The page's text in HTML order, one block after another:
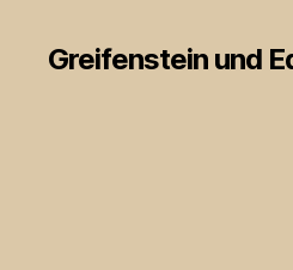
Greifenstein und